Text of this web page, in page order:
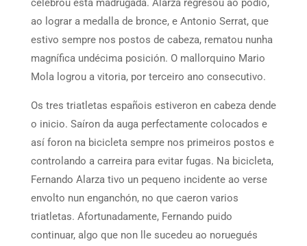
celebrou esta madrugada. Alarza regresou ao podio,
ao lograr a medalla de bronce, e Antonio Serrat, que
estivo sempre nos postos de cabeza, rematou nunha
magnífica undécima posición. O mallorquino Mario
Mola logrou a vitoria, por terceiro ano consecutivo.
Os tres triatletas españois estiveron en cabeza dende
o inicio. Saíron da auga perfectamente colocados e
así foron na bicicleta sempre nos primeiros postos e
controlando a carreira para evitar fugas. Na bicicleta,
Fernando Alarza tivo un pequeno incidente ao verse
envolto nun enganchón, no que caeron varios
triatletas. Afortunadamente, Fernando puido
continuar, algo que non lle sucedeu ao noruegués